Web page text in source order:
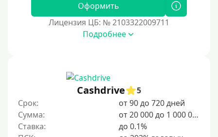
Оформить
Лицензия ЦБ: № 2103322009711
Подробнее
Cashdrive
5
Срок:
от 90 до 720 дней
Сумма:
от 20 000 до 1 000 000 ₽
Ставка:
до 0.1%